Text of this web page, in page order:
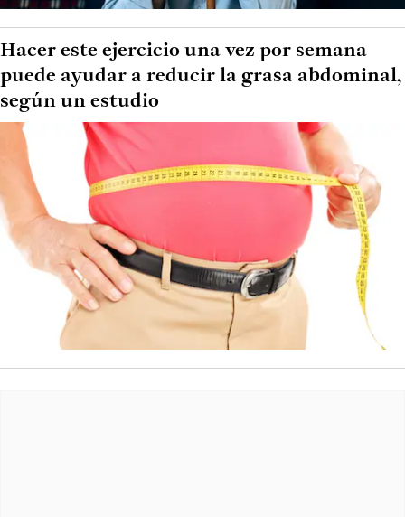
Hacer este ejercicio una vez por semana
puede ayudar a reducir la grasa abdominal,
según un estudio